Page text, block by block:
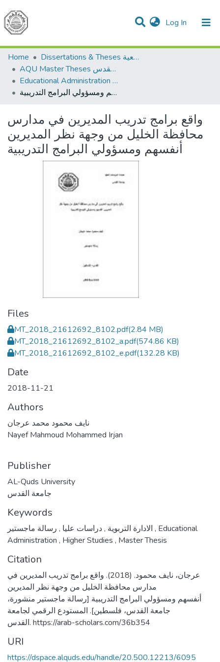
Log In (current)
Communities & Collections
All of DSpace
Home
Dissertations & Theses الرسائل الجامعية
AQU Master Theses الرسائل الجامعية الخاصة بجامعة القدس
Educational Administration الادارة التربوية
واقع برامج تدريب المديرين في مدارس محافظة الخليل من وجهة نظر المديرين أنفسهم ومسؤولي البرامج التدريبية
واقع برامج تدريب المديرين في مدارس
محافظة الخليل من وجهة نظر المديرين
أنفسهم ومسؤولي البرامج التدريبية
Files
MT_2018_21612692_8102.pdf(2.84 MB)
MT_2018_21612692_8102_a.pdf(574.86 KB)
MT_2018_21612692_8102_e.pdf(132.28 KB)
Date
2018-11-21
Authors
نايف محمود محمد عرجان
Nayef Mahmoud Mohammed Irjan
Publisher
AL-Quds University
جامعة القدس
Keywords
الادارة التربوية ,دراسات عليا , , Educational
Administration , Higher Studies , Master Thesis
Citation
عرجان، نايف محمود. (2018). واقع برامج تدريب المديرين في
مدارس محافظة الخليل من وجهة نظر المديرين
أنفسهم ومسؤولي البرامج التدريبية [رسالة ماجستير منشورة،
جامعة القدس، فلسطين]. المستودع الرقمي لجامعة
القدس. https://arab-scholars.com/36b354
URI
https://dspace.alquds.edu/handle/20.500.12213/6095